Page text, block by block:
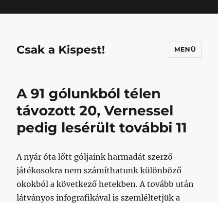
Csak a Kispest! MENÜ
A 91 gólunkból télen
távozott 20, Vernessel
pedig lesérült további 11
A nyár óta lőtt góljaink harmadát szerző
játékosokra nem számíthatunk különböző
okokból a következő hetekben. A tovább után
látványos infografikával is szemléltetjük a